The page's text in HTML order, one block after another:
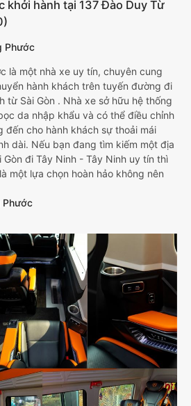
khởi hành tại 137 Đào Duy Từ
Phước
là một nhà xe uy tín, chuyên cung
hành khách trên tuyến đường đi
từ Sài Gòn . Nhà xe sở hữu hệ thống
da nhập khẩu và có thể điều chỉnh
đến cho hành khách sự thoải mái
dài. Nếu bạn đang tìm kiếm một địa
đi Tây Ninh - Tây Ninh uy tín thì
một lựa chọn hoàn hảo không nên
Phước